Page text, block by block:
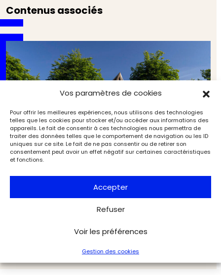
Vos paramètres de cookies
Pour offrir les meilleures expériences, nous utilisons des technologies
telles que les cookies pour stocker et/ou accéder aux informations des
appareils. Le fait de consentir à ces technologies nous permettra de
traiter des données telles que le comportement de navigation ou les ID
uniques sur ce site. Le fait de ne pas consentir ou de retirer son
consentement peut avoir un effet négatif sur certaines caractéristiques
et fonctions.
Accepter
Refuser
Voir les préférences
Gestion des cookies
Contenus associés
L’ultime exposition de Frank Stella au domaine de
L'Objet d'Art